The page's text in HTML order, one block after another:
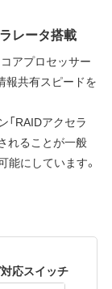
レータ搭載
アプロセッサー
報共有スピードを
「RAIDアクセラ
れることが一般
能にしています。
応スイッチ